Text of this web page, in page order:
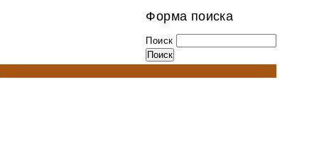
Форма поиска
Поиск